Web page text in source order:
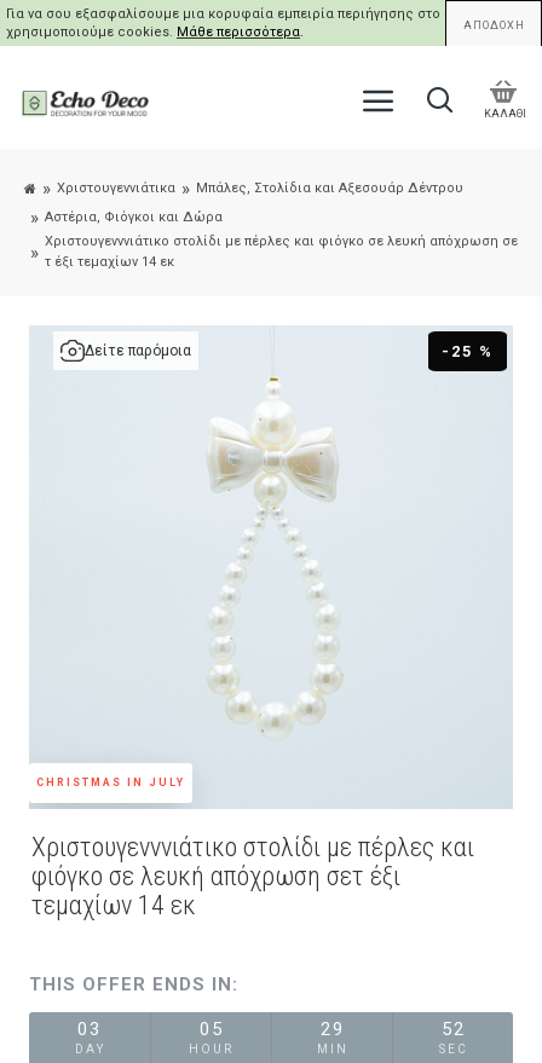
Για να σου εξασφαλίσουμε μια κορυφαία εμπειρία περιήγησης στο site μας,
χρησιμοποιούμε cookies. Μάθε περισσότερα. ΑΠΟΔΟΧΗ
ΚΑΛΑΘΙ
Χριστουγεννιάτικα
Μπάλες, Στολίδια και Αξεσουάρ Δέντρου
Αστέρια, Φιόγκοι και Δώρα
Χριστουγενννιάτικο στολίδι με πέρλες και φιόγκο σε λευκή απόχρωση σε
τ έξι τεμαχίων 14 εκ
CHRISTMAS IN JULY
-25 %
Δείτε παρόμοια
Χριστουγενννιάτικο στολίδι με πέρλες και
φιόγκο σε λευκή απόχρωση σετ έξι
τεμαχίων 14 εκ
THIS OFFER ENDS IN:
03
DAY
05
HOUR
29
MIN
52
SEC